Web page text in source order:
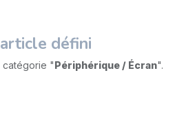
défini
catégorie "Périphérique / Écran".